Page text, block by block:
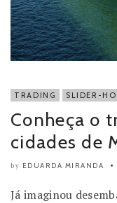
TRADING SLIDER-
Conheça o
cidades de
by EDUARDA MIRANDA
Já imaginou